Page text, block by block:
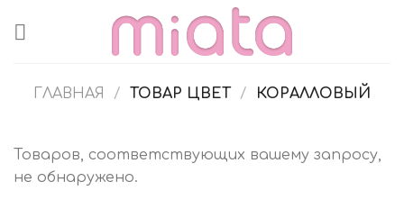
ГЛАВНАЯ / ТОВАР ЦВЕТ / КОРАЛЛОВЫЙ
Товаров, соответствующих вашему запросу,
не обнаружено.